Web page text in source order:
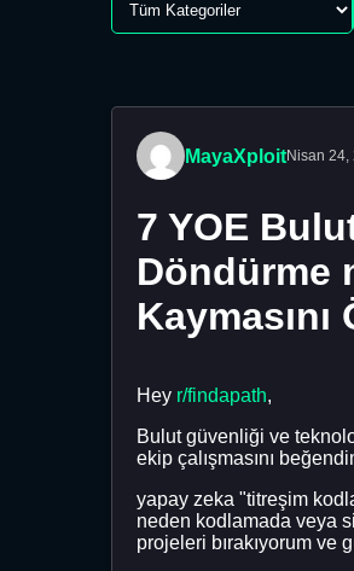
MayaXploitNisan 24,
7 YOE
Döndürme
Hey r/findapath,
Bulut güvenliği ve
ekip çalışmasını
yapay zeka "titreşim
neden kodlamada veya
projeleri bırakıyorum ve